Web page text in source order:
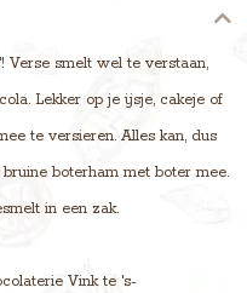
Verse smelt wel te verstaan,
Lekker op je ijsje, cakeje of
te versieren. Alles kan, dus
boterham met boter mee.
in een zak.
Vink te 's-